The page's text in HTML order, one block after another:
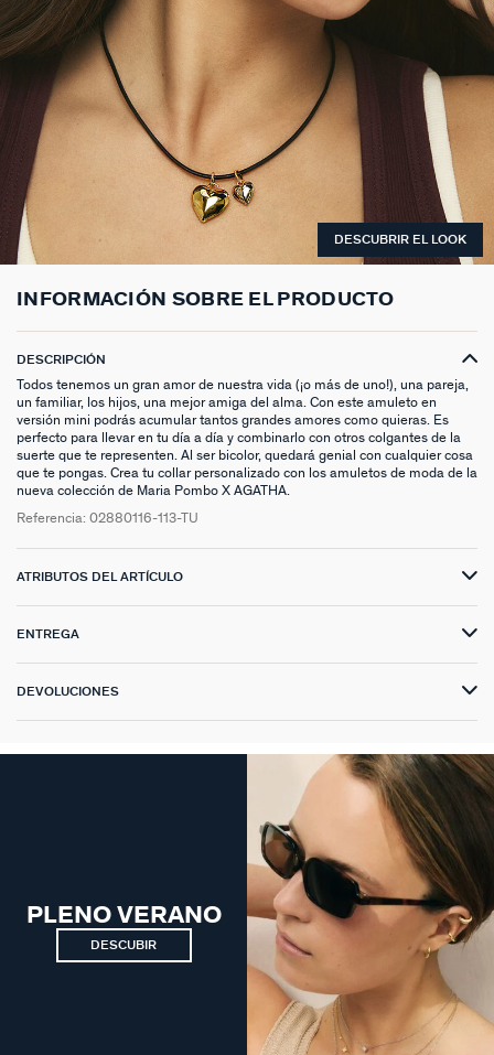
COLGANTES HASTA -50%
PIERCINGS HASTA -50%
ACCESORIOS HASTA -50%
PLATA DE LEY HASTA -50%
PRISMA
BEST SELLERS
CADENA
COLGANTE
COLLARES DORADO
COLLARES PLATEADOS
PIERCINGS
PENDIENTES
PENDIENTES DORADOS
PENDIENTES PLATEADOS
PULSERAS MOMENT
PULSERAS DORADAS
PULSERAS PLATEADAS
ANILLOS PLATEADOS
PIEDRAS NATURALES
CHARMS MINIS
COLLARES COMPATIBLES
PENDIENTES COMPATIBLES
NUESTROS LOOKS
COMPONER MI JOYA
PIERCING ACCESORIOS
SET DE PENDIENTES
PIERCING PIEDRAS NATURALES
PERFORACIONES
NUESTROS LOOKS
PIERCINGS DORADOS
TALISMANS
SACRÉ CŒUR
SEGUNDA PIEL
BELOVED
1974
LUCKY
PONT DES ARTS
CANDY
LLAVEROS
EXTENSOR DE CADENAS
CONTÁCTANOS
DESCUBRIR EL LOOK
INFORMACIÓN SOBRE EL PRODUCTO
DESCRIPCIÓN
Todos tenemos un gran amor de nuestra vida (¡o más de uno!), una pareja,
un familiar, los hijos, una mejor amiga del alma. Con este amuleto en
versión mini podrás acumular tantos grandes amores como quieras. Es
perfecto para llevar en tu día a día y combinarlo con otros colgantes de la
suerte que te representen. Al ser bicolor, quedará genial con cualquier cosa
que te pongas. Crea tu collar personalizado con los amuletos de moda de la
nueva colección de Maria Pombo X AGATHA.
Referencia: 02880116-113-TU
ATRIBUTOS DEL ARTÍCULO
ENTREGA
DEVOLUCIONES
PLENO VERANO
DESCUBIR